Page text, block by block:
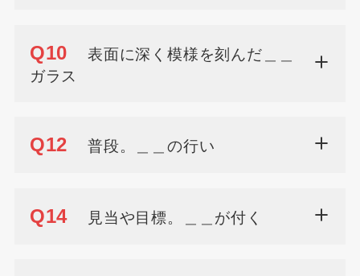
Q10
表面に深く模様を刻んだ＿＿
ガラス
Q12 普段。＿＿の行い
Q14 見当や目標。＿＿が付く